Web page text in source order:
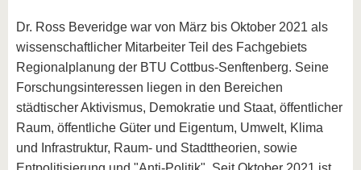
Dr. Ross Beveridge war von März bis Oktober 2021 als
wissenschaftlicher Mitarbeiter Teil des Fachgebiets
Regionalplanung der BTU Cottbus-Senftenberg. Seine
Forschungsinteressen liegen in den Bereichen
städtischer Aktivismus, Demokratie und Staat, öffentlicher
Raum, öffentliche Güter und Eigentum, Umwelt, Klima
und Infrastruktur, Raum- und Stadttheorien, sowie